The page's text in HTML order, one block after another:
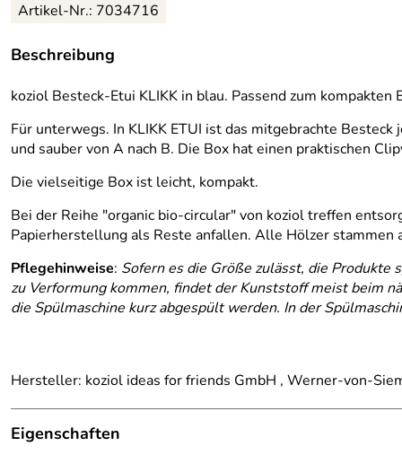
Artikel-Nr.: 7034716
Beschreibung
koziol Besteck-Etui KLIKK in blau. Passend zum
Für unterwegs. In KLIKK ETUI ist das mitgebrachte
und sauber von A nach B. Die Box hat einen praktischen
Die vielseitige Box ist leicht, kompakt.
Bei der Reihe "organic bio-circular" von koziol treffen
Papierherstellung als Reste anfallen. Alle Hölzer stammen
Pflegehinweise: Sofern es die Größe zulässt, die Produkte
zu Verformung kommen, findet der Kunststoff meist beim
die Spülmaschine kurz abgespült werden. In der
Hersteller: koziol ideas for friends GmbH , Werner-von-
Eigenschaften